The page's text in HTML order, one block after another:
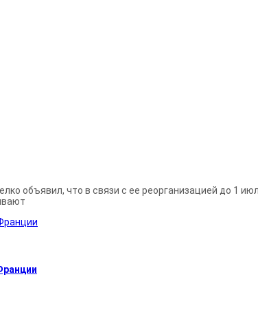
объявил, что в связи с ее реорганизацией до 1